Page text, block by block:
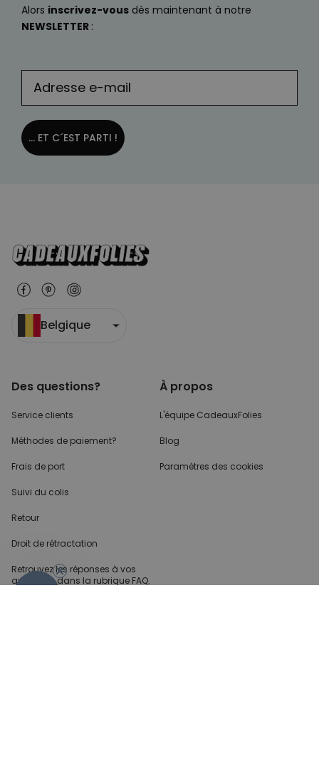
Alors inscrivez-vous dès maintenant à notre
NEWSLETTER :
... ET C´EST PARTI !
Belgique
Des questions?
Service clients
Méthodes de paiement?
Frais de port
Suivi du colis
Retour
Droit de rétractation
Retrouvez les réponses à vos
questions dans la rubrique FAQ.
À propos
L'équipe CadeauxFolies
Blog
Paramètres des cookies